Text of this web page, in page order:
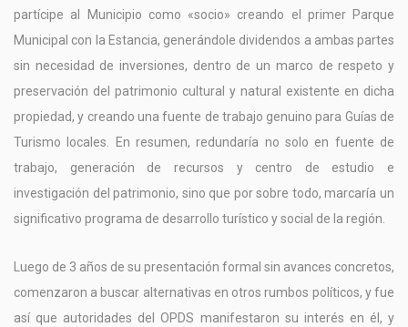
partícipe al Municipio como «socio» creando el primer Parque
Municipal con la Estancia, generándole dividendos a ambas partes
sin necesidad de inversiones, dentro de un marco de respeto y
preservación del patrimonio cultural y natural existente en dicha
propiedad, y creando una fuente de trabajo genuino para Guías de
Turismo locales. En resumen, redundaría no solo en fuente de
trabajo, generación de recursos y centro de estudio e
investigación del patrimonio, sino que por sobre todo, marcaría un
significativo programa de desarrollo turístico y social de la región.
Luego de 3 años de su presentación formal sin avances concretos,
comenzaron a buscar alternativas en otros rumbos políticos, y fue
así que autoridades del OPDS manifestaron su interés en él, y